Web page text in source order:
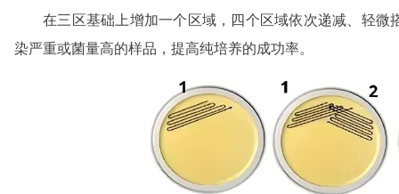
在三区基础上增加一个区域，四个区域依次递减、轻
染严重或菌量高的样品，提高纯培养的成功率。